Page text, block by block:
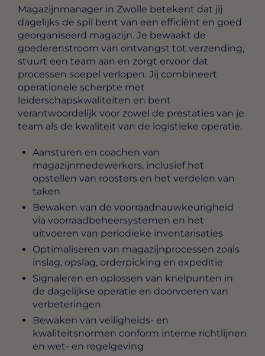
Magazijnmanager in Zwolle betekent dat jij
dagelijks de spil bent van een efficiënt en goed
georganiseerd magazijn. Je bewaakt de
goederenstroom van ontvangst tot verzending,
stuurt een team aan en zorgt ervoor dat
processen soepel verlopen. Jij combineert
operationele scherpte met
leiderschapskwaliteiten en bent
verantwoordelijk voor zowel de prestaties van je
team als de kwaliteit van de logistieke operatie.
Aansturen en coachen van
magazijnmedewerkers, inclusief het
opstellen van roosters en het verdelen van
taken
Bewaken van de voorraadnauwkeurigheid
via voorraadbeheersystemen en het
uitvoeren van periodieke inventarisaties
Optimaliseren van magazijnprocessen zoals
inslag, opslag, orderpicking en expeditie
Signaleren en oplossen van knelpunten in
de dagelijkse operatie en doorvoeren van
verbeteringen
Bewaken van veiligheids- en
kwaliteitsnormen conform interne richtlijnen
en wet- en regelgeving